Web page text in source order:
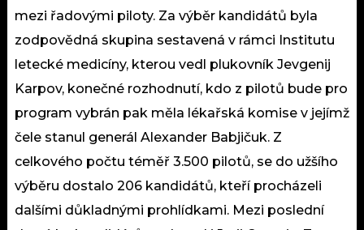
mezi řadovými piloty. Za výběr kandidátů byla
zodpovědná skupina sestavená v rámci Institutu
letecké medicíny, kterou vedl plukovník Jevgenij
Karpov, konečné rozhodnutí, kdo z pilotů bude pro
program vybrán pak měla lékařská komise v jejímž
čele stanul generál Alexander Babjičuk. Z
celkového počtu téměř 3.500 pilotů, se do užšího
výběru dostalo 206 kandidátů, kteří procházeli
dalšími důkladnými prohlídkami. Mezi poslední